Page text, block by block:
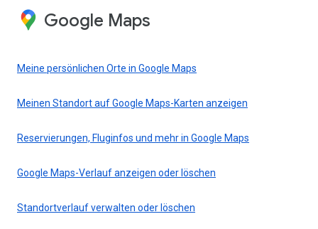
Google Maps
Meine persönlichen Orte in Google Maps
Meinen Standort auf Google Maps-Karten anzeigen
Reservierungen, Fluginfos und mehr in Google Maps
Google Maps-Verlauf anzeigen oder löschen
Standortverlauf verwalten oder löschen